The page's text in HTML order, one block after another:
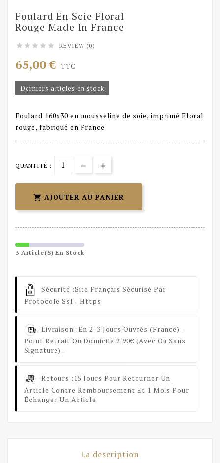
Foulard En Soie Floral
Rouge Made In France
     REVIEW (0)
65,00 € TTC
Derniers articles en stock
Foulard 160x30 en mousseline de soie, imprimé Floral
rouge, fabriqué en France
QUANTITÉ :
 AJOUTER AU PANIER
3 Article(s) En Stock
Sécurité :Site Français Sécurisé Par
Protocole Ssl - Https
Livraison :En 2-3 Jours Ouvrés (France) -
Point Retrait Ou Domicile 2.90€ (avec Ou Sans
Signature) .
Retours : 15 Jours Pour Retourner Un
Article Contre Remboursement Et 1 Mois Pour
Échanger Un Article
La description